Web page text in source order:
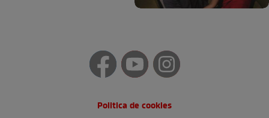
Politica de cookies